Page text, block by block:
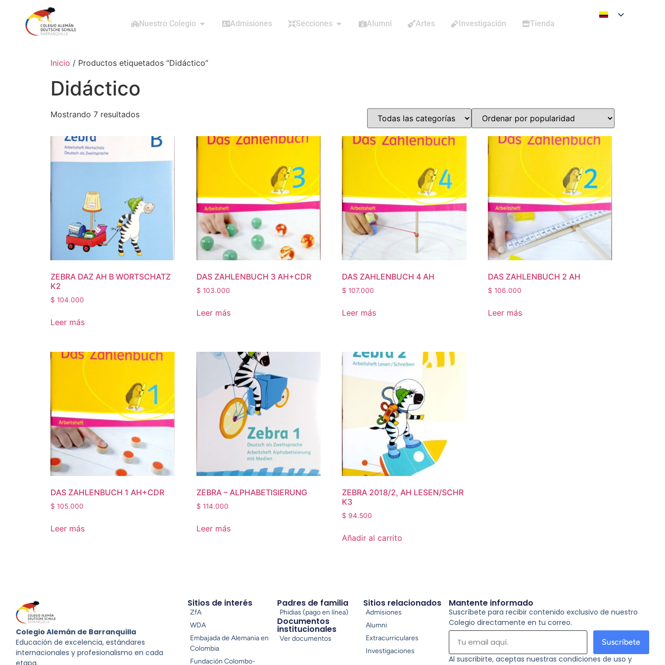
Nuestro Colegio Admisiones Secciones Alumni Artes Investigación Tienda
Inicio / Productos etiquetados “Didáctico”
Didáctico
Mostrando 7 resultados
ZEBRA DAZ AH B WORTSCHATZ
K2
$ 104.000
Leer más
DAS ZAHLENBUCH 3 AH+CDR
$ 103.000
Leer más
DAS ZAHLENBUCH 4 AH
$ 107.000
Leer más
DAS ZAHLENBUCH 2 AH
$ 106.000
Leer más
DAS ZAHLENBUCH 1 AH+CDR
$ 105.000
Leer más
ZEBRA – ALPHABETISIERUNG
$ 114.000
Leer más
ZEBRA 2018/2, AH LESEN/SCHR
K3
$ 94.500
Añadir al carrito
Colegio Alemán de Barranquilla
Educación de excelencia, estándares
internacionales y profesionalismo en cada
Sitios de interés
ZfA
WDA
Embajada de Alemania en
Colombia
Fundación Colombo-
Padres de familia
Phidias (pago en línea)
Documentos
institucionales
Ver documentos
Sitios relacionados
Admisiones
Alumni
Extracurriculares
Investigaciones
Mantente informado
Suscríbete para recibir contenido exclusivo de nuestro
Colegio directamente en tu correo.
Suscríbete
Al suscribirte, aceptas nuestras condiciones de uso y